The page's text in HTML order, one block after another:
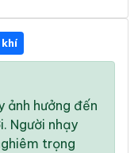
ảnh hưởng đến
Người nhạy
trọng